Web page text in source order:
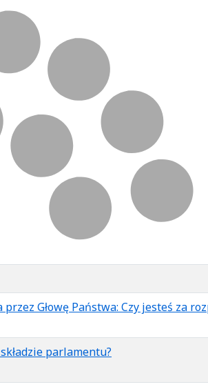
Głowę Państwa: Czy jesteś za
parlamentu?